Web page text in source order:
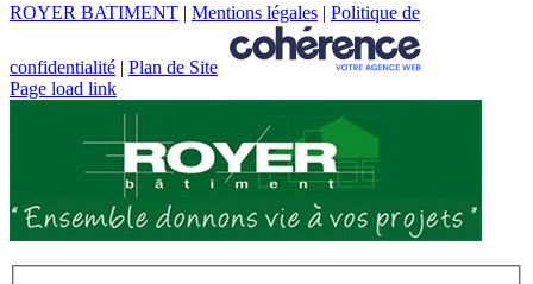
ROYER BATIMENT | Mentions légales | Politique de
confidentialité | Plan de Site
Page load link